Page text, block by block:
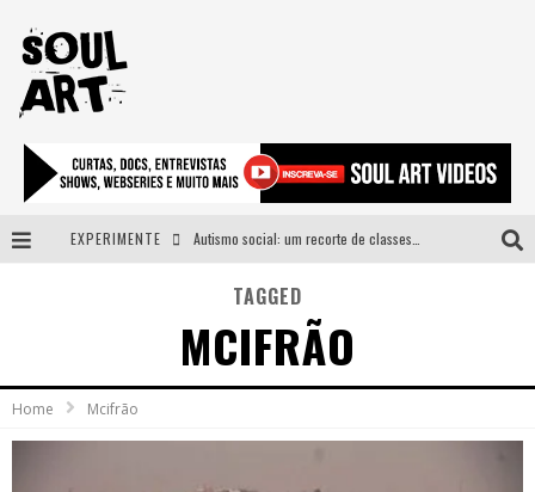
EXPERIMENTE
A subida da rampa é diferente!
Faça o bem! Mas, sem olhar a quem!?
Novo single de Arnaldo Tifu, “De Testa” explora brasilidade em sons, cores e símbolos
TAGGED
MCIFRÃO
Home Mcifrão